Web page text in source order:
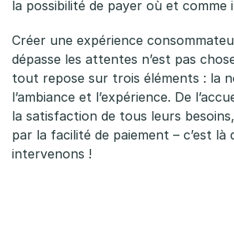
la possibilité de payer où et comme
Créer une expérience
dépasse les attentes n’est pas
tout repose sur trois éléments : la
l’ambiance et l’expérience. De
la satisfaction de tous leurs
par la facilité de paiement – c’est là
intervenons !